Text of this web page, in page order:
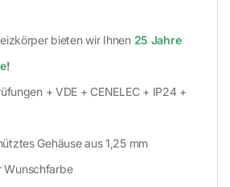
bieten wir Ihnen 25 Jahre
!
+ VDE + CENELEC + IP24 +
Gehäuse aus 1,25 mm
Wunschfarbe